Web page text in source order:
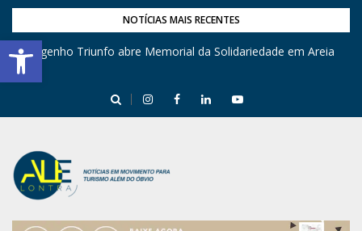
Barra de Ferramentas Aberta
NOTÍCIAS MAIS RECENTES
Engenho Triunfo abre Memorial da Solidariedade em Areia